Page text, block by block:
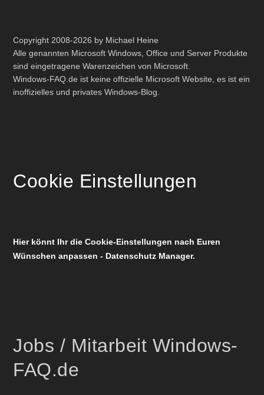
Copyright 2008-2026 by Michael Heine
Alle genannten Microsoft Windows, Office und Server Produkte
sind eingetragene Warenzeichen von Microsoft.
Windows-FAQ.de ist keine offizielle Microsoft Website, es ist ein
inoffizielles und privates Windows-Blog.
Cookie Einstellungen
Hier könnt Ihr die Cookie-Einstellungen nach Euren
Wünschen anpassen - Datenschutz Manager.
Jobs / Mitarbeit Windows-
FAQ.de